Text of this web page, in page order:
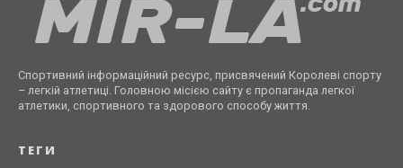
Спортивний інформаційний ресурс, присвячений Королеві спорту
– легкій атлетиці. Головною місією сайту є пропаганда легкої
атлетики, спортивного та здорового способу життя.
ТЕГИ